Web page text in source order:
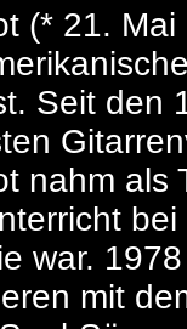
(* 21.
Seit den
nahm als
war.
mit